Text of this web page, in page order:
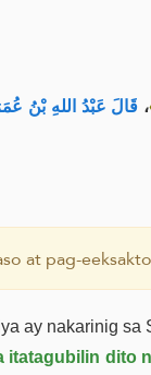
، قَالَ عَبْدُ اللهِ بْنُ
at pag-
ay nakarinig sa